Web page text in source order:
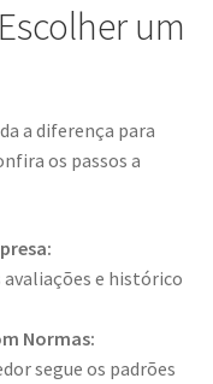
um
a diferença para
os passos a
e histórico
Normas:
segue os padrões